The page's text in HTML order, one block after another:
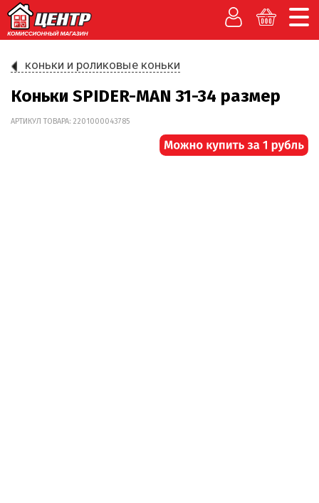
коньки и роликовые коньки
Коньки SPIDER-MAN 31-34 размер
АРТИКУЛ ТОВАРА: 2201000043785